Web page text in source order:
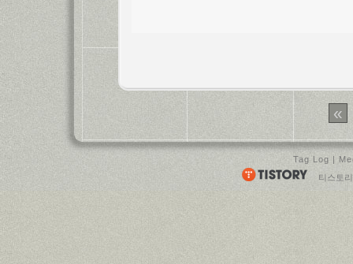
«
Tag Log
티스토